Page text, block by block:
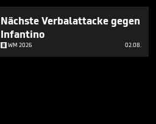
Nächste Verbalattacke gegen
Infantino
WM 2026 02.08.